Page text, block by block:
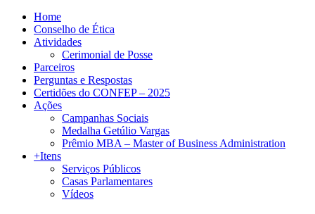
Home
Conselho de Ética
Atividades
Cerimonial de Posse
Parceiros
Perguntas e Respostas
Certidões do CONFEP – 2025
Ações
Campanhas Sociais
Medalha Getúlio Vargas
Prêmio MBA – Master of Business Administration
+Itens
Serviços Públicos
Casas Parlamentares
Vídeos